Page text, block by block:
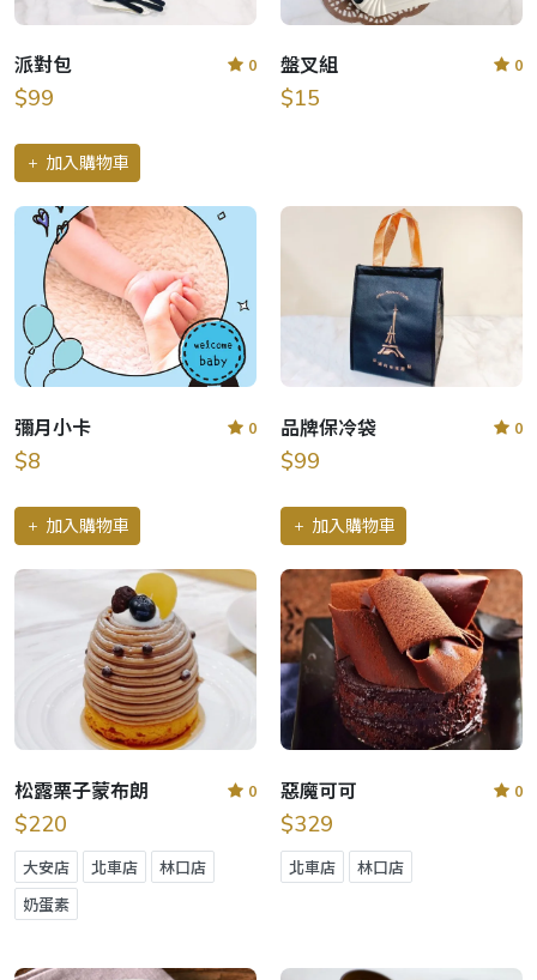
派對包 0
$99
加入購物車
盤叉組 0
$15
彌月小卡 0
$8
加入購物車
品牌保冷袋 0
$99
加入購物車
松露栗子蒙布朗 0
$220
大安店 北車店
林口店
奶蛋素
惡魔可可 0
$329
北車店 林口店